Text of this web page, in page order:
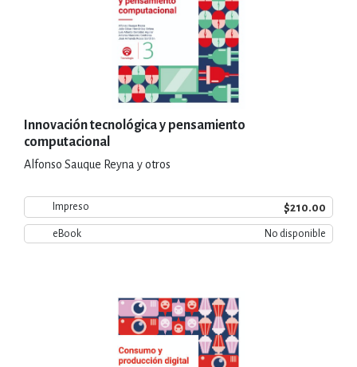
Innovación tecnológica y pensamiento
computacional
Alfonso Sauque Reyna y otros
Impreso $210.00
eBook No disponible